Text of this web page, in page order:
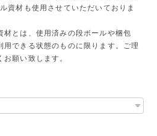
資材も使用させていただいておりま
材とは、使用済みの段ボールや梱包
できる状態のものに限ります。ご理
願い致します。